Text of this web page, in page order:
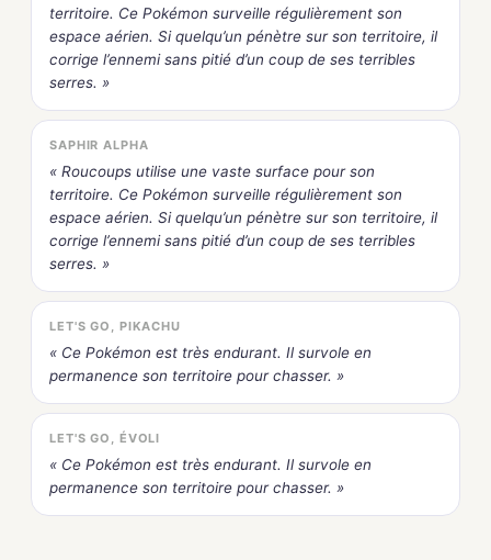
territoire. Ce Pokémon surveille régulièrement son
espace aérien. Si quelqu’un pénètre sur son territoire, il
corrige l’ennemi sans pitié d’un coup de ses terribles
serres. »
SAPHIR ALPHA
« Roucoups utilise une vaste surface pour son
territoire. Ce Pokémon surveille régulièrement son
espace aérien. Si quelqu’un pénètre sur son territoire, il
corrige l’ennemi sans pitié d’un coup de ses terribles
serres. »
LET'S GO, PIKACHU
« Ce Pokémon est très endurant. Il survole en
permanence son territoire pour chasser. »
LET'S GO, ÉVOLI
« Ce Pokémon est très endurant. Il survole en
permanence son territoire pour chasser. »